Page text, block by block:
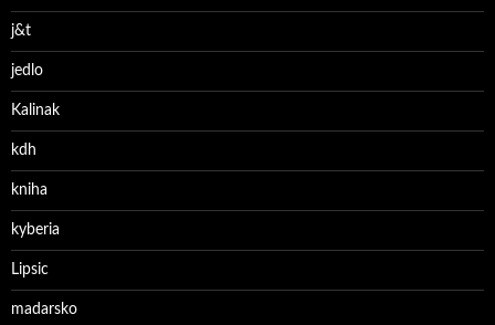
j&t
jedlo
Kalinak
kdh
kniha
kyberia
Lipsic
madarsko